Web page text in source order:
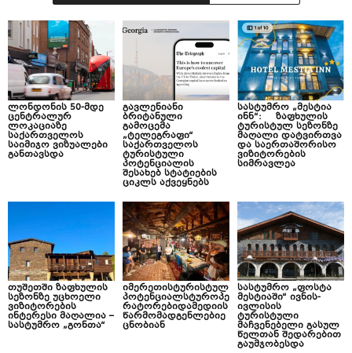
ლონდონის 50-მდე
ცენტრალურ
ლოკაციაზე
საქართველოს
საიმიჯო ვიზუალები
განთავსდა
გავლენიანი
ბრიტანული
გამოცემა
„ტელეგრაფი“
საქართველოს
ტურისტული
პოტენციალის
შესახებ სტატიების
ციკლს აქვეყნებს
სასტუმრო „მესტია
ინნ“: ზაფხულის
ტურისტულ სეზონზე
მაღალი დატვირთვა
და საერთაშორისო
ვიზიტორების
სიმრავლეა
თუშეთში ზაფხულის
სეზონზე უცხოელი
ვიზიტორების
ინტერესი მაღალია –
სასტუმრო „გონთა“
იმერეთისტურისტულ
პოტენციალსტუროპე
რატორებიდამედიის
წარმომადგენლებიე
ცნობიან
სასტუმრო „ფოსტა
მესტიაში“ ივნის-
ივლისის
ტურისტული
მაჩვენებელი გასულ
წელთან შედარებით
გაუმჯობესდა